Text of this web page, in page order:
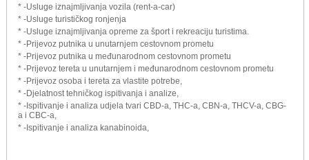
* -Usluge iznajmljivanja vozila (rent-a-car)
* -Usluge turističkog ronjenja
* -Usluge iznajmljivanja opreme za šport i rekreaciju turistima.
* -Prijevoz putnika u unutarnjem cestovnom prometu
* -Prijevoz putnika u međunarodnom cestovnom prometu
* -Prijevoz tereta u unutarnjem i međunarodnom cestovnom prometu
* -Prijevoz osoba i tereta za vlastite potrebe,
* -Djelatnost tehničkog ispitivanja i analize,
* -Ispitivanje i analiza udjela tvari CBD-a, THC-a, CBN-a, THCV-a, CBG-
a i CBC-a,
* -Ispitivanje i analiza kanabinoida,